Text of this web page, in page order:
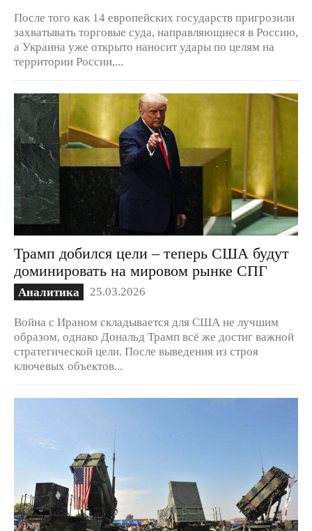
После того как 14 европейских государств пригрозили
захватывать торговые суда, направляющиеся в Россию,
а Украина уже открыто наносит удары по целям на
территории России,...
Трамп добился цели – теперь США будут
доминировать на мировом рынке СПГ
Аналитика 25.03.2026
Война с Ираном складывается для США не лучшим
образом, однако Дональд Трамп всё же достиг важной
стратегической цели. После выведения из строя
ключевых объектов...